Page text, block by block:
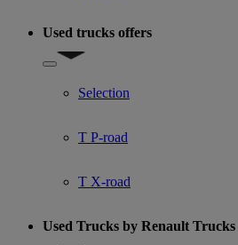
Used trucks offers
Show submenu for Used trucks offers
Selection
T P-road
T X-road
Used Trucks by Renault Trucks